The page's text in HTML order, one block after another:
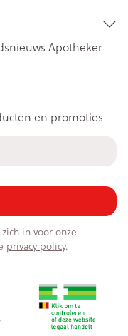
Apotheker
en promoties
in voor onze
privacy policy.